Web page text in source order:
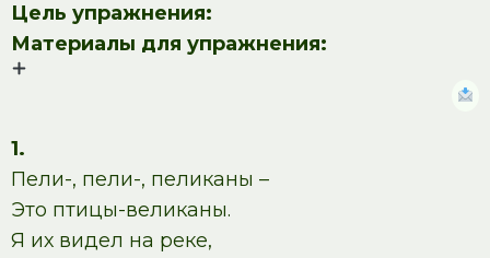
Цель упражнения:
Материалы для упражнения:
1.
Пели-, пели-, пеликаны –
Это птицы-великаны.
Я их видел на реке,